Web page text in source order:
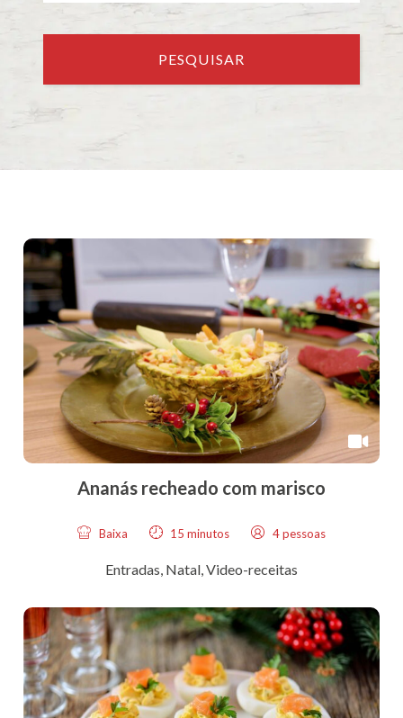
Ananás recheado com marisco
Baixa 15 minutos 4 pessoas
Entradas Natal Video-receitas